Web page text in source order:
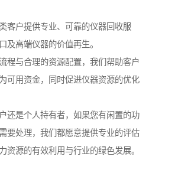
客户提供专业、可靠的仪器回收服
及高端仪器的价值再生。
程与合理的资源配置，我们帮助客户
可用资金，同时促进仪器资源的优化
还是个人持有者，如果您有闲置的功
要处理，我们都愿意提供专业的评估
资源的有效利用与行业的绿色发展。